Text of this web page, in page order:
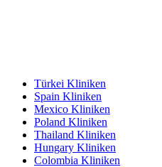
Türkei Kliniken
Spain Kliniken
Mexico Kliniken
Poland Kliniken
Thailand Kliniken
Hungary Kliniken
Colombia Kliniken